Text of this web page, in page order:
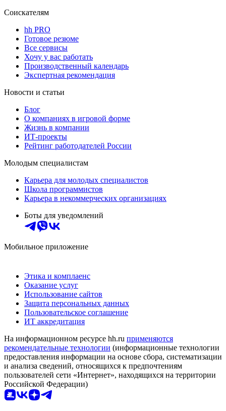
Соискателям
hh PRO
Готовое резюме
Все сервисы
Хочу у вас работать
Производственный календарь
Экспертная рекомендация
Новости и статьи
Блог
О компаниях в игровой форме
Жизнь в компании
ИТ-проекты
Рейтинг работодателей России
Молодым специалистам
Карьера для молодых специалистов
Школа программистов
Карьера в некоммерческих организациях
Боты для уведомлений
Мобильное приложение
Этика и комплаенс
Оказание услуг
Использование сайтов
Защита персональных данных
Пользовательское соглашение
ИТ аккредитация
На информационном ресурсе hh.ru применяются
рекомендательные технологии (информационные технологии
предоставления информации на основе сбора, систематизации
и анализа сведений, относящихся к предпочтениям
пользователей сети «Интернет», находящихся на территории
Российской Федерации)